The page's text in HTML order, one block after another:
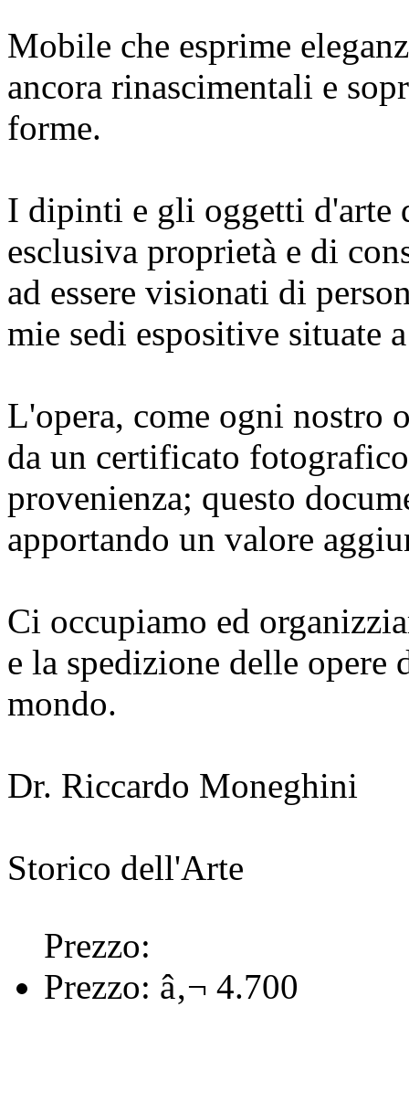
Mobile che esprime
ancora rinascimentali e
forme.
I dipinti e gli oggetti d'arte
esclusiva proprietà e di
ad essere visionati di
mie sedi espositive situate
L'opera, come ogni nostro
da un certificato
provenienza; questo
apportando un valore
Ci occupiamo ed
e la spedizione delle
mondo.
Dr. Riccardo Moneghini
Storico dell'Arte
Prezzo:
Prezzo: â‚¬ 4.700